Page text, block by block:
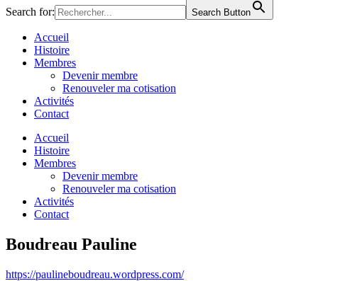
Search for: Search Button
Accueil
Histoire
Membres
Devenir membre
Renouveler ma cotisation
Activités
Contact
Accueil
Histoire
Membres
Devenir membre
Renouveler ma cotisation
Activités
Contact
Boudreau Pauline
https://paulineboudreau.wordpress.com/